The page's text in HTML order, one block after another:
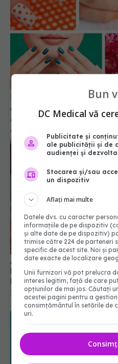
Culorile de ojă care
Adevărul despre noul
bronz. Cum o simplă
la cancer de piele
11 iul 2026, 20:43
Bun
DC Medical vă
Publicitate și
ale publicității și de
audienței și
Stocarea și/sau
un dispozitiv
Aflați mai multe
Datele dvs. cu caracter
informațiile de pe dispozitiv
și alte date de pe dispozitiv)
trimise către 224 de parteneri
specific de acest site. Noi și
date exacte de localizare
Unii furnizori vă pot prelucra
interes legitim, față de care
opțiunilor de mai jos. Căutați
acestei pagini pentru a
consimțământul în setările de
uri.